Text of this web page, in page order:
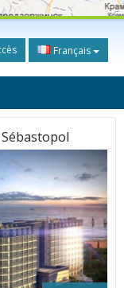
Français
Sébastopol